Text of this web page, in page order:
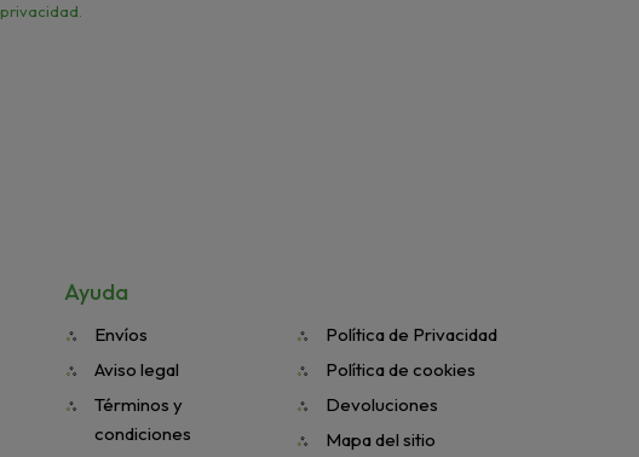
Ayuda
Envíos
Aviso legal
Términos y
condiciones
Política de Privacidad
Política de cookies
Devoluciones
Mapa del sitio